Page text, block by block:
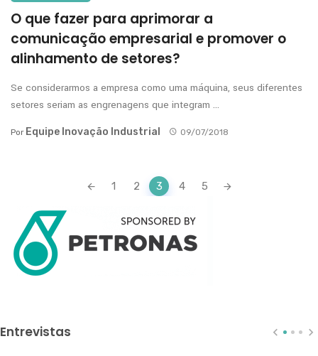
O que fazer para aprimorar a
comunicação empresarial e promover o
alinhamento de setores?
Se considerarmos a empresa como uma máquina, seus diferentes
setores seriam as engrenagens que integram ...
Por Equipe Inovação Industrial 09/07/2018
1 2 3 4 5
Entrevistas